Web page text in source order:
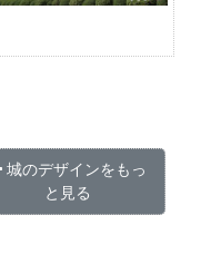
城のデザインをもっ
と見る